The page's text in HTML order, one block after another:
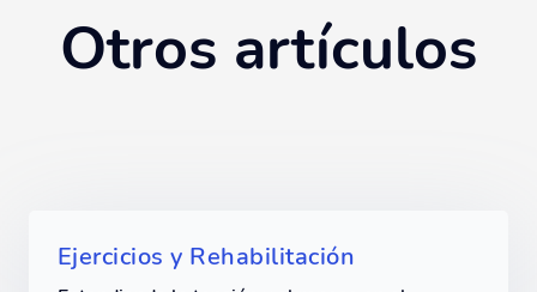
Otros artículos
Ejercicios y Rehabilitación